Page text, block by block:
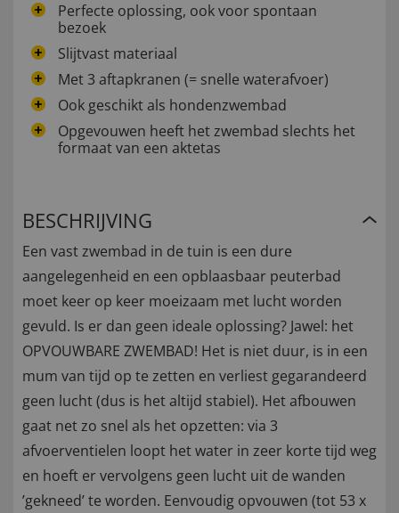
Perfecte oplossing, ook voor spontaan
bezoek
Slijtvast materiaal
Met 3 aftapkranen (= snelle waterafvoer)
Ook geschikt als hondenzwembad
Opgevouwen heeft het zwembad slechts het
formaat van een aktetas
BESCHRIJVING
Een vast zwembad in de tuin is een dure
aangelegenheid en een opblaasbaar peuterbad
moet keer op keer moeizaam met lucht worden
gevuld. Is er dan geen ideale oplossing? Jawel: het
OPVOUWBARE ZWEMBAD! Het is niet duur, is in een
mum van tijd op te zetten en verliest gegarandeerd
geen lucht (dus is het altijd stabiel). Het afbouwen
gaat net zo snel als het opzetten: via 3
afvoerventielen loopt het water in zeer korte tijd weg
en hoeft er vervolgens geen lucht uit de wanden
’gekneed’ te worden. Eenvoudig opvouwen (tot 53 x